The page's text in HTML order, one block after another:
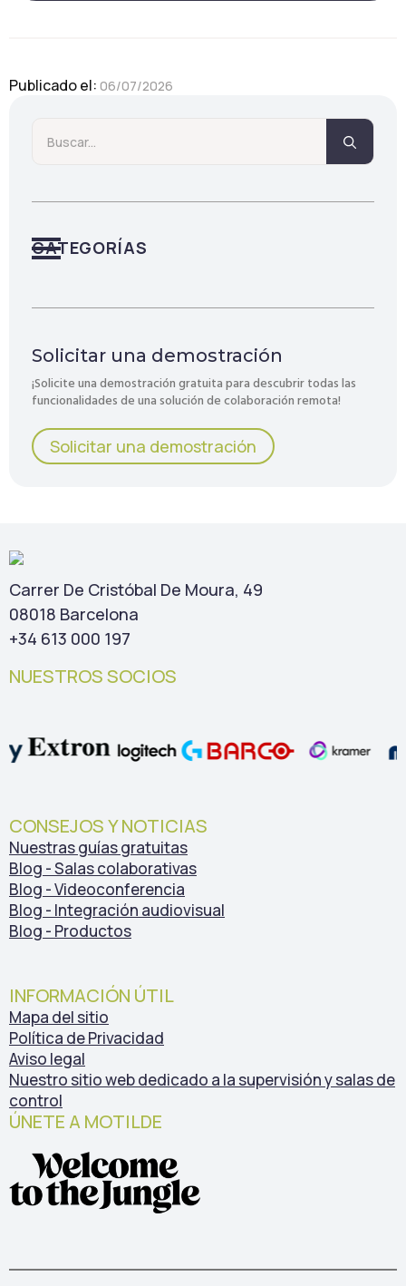
Publicado el: 06/07/2026
CATEGORÍAS
Solicitar una demostración
¡Solicite una demostración gratuita para descubrir todas las
funcionalidades de una solución de colaboración remota!
Solicitar una demostración
Carrer De Cristóbal De Moura, 49
08018 Barcelona
+34 613 000 197
NUESTROS SOCIOS
CONSEJOS Y NOTICIAS
Nuestras guías gratuitas
Blog - Salas colaborativas
Blog - Videoconferencia
Blog - Integración audiovisual
Blog - Productos
INFORMACIÓN ÚTIL
Mapa del sitio
Política de Privacidad
Aviso legal
Nuestro sitio web dedicado a la supervisión y salas de
control
ÚNETE A MOTILDE